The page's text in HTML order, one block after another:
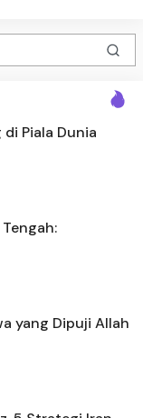
Piala Dunia
yang Dipuji Allah